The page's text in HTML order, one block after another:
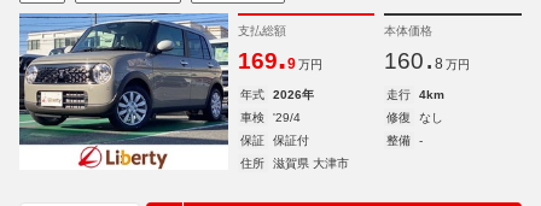
支払総額
169.9 万円
本体価格
160. 8 万円
年式 2026年 走行
4km
車検
'29/4 修復
なし
保証
保証付 整備
-
住所
滋賀県 大津市